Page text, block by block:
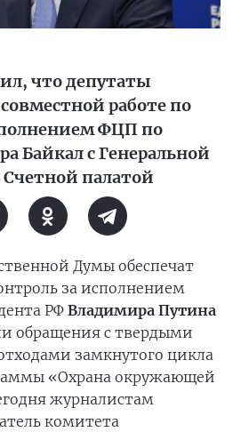
что депутаты
работе по
ФЦП по
Байкал с Генеральной
палатой
Думы обеспечат
за исполнением
РФ Владимира Путина
обращения с твердыми
замкнутого цикла
«Охрана окружающей
журналистам
комитета